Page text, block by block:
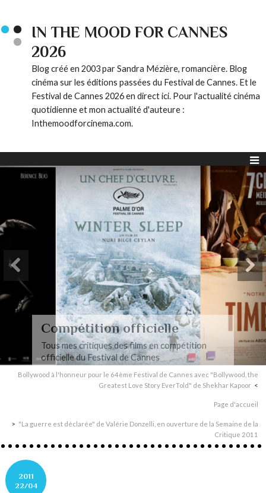
IN THE MOOD FOR CANNES
2026
Blog créé en 2003 par Sandra Mézière, romancière. Blog
cinéma sur les éditions passées du Festival de Cannes. Et le
Festival de Cannes 2026 en direct ici. Pour l'actualité cinéma
quotidienne et mon actualité d'auteure :
Inthemoodforcinema.com.
Compétition officielle
Tous mes critiques des films en compétition
officielle du Festival de Cannes
Bollywood à l'honneur pour le 64ème Festival de Cannes avec "Bollywood, the
Greatest Love Story EverTold" de Shekhar Kapoor
Page d'accueil
"La guerre est déclarée" de Valérie Donzelli, en ouverture de la Semaine de la
Critique 2011
2011
22/04